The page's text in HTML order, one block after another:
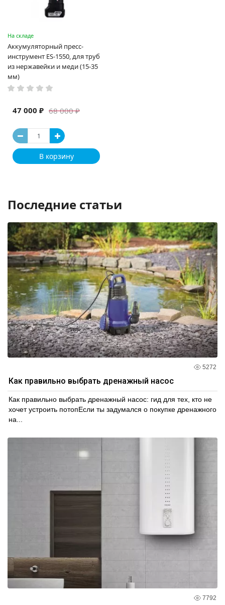
На складе
Аккумуляторный пресс-
инструмент ES-1550, для труб
из нержавейки и меди (15-35
мм)
68 000 ₽
47 000 ₽
В корзину
Последние статьи
5272
Как правильно выбрать дренажный насос
Как правильно выбрать дренажный насос: гид для тех, кто не
хочет устроить потопЕсли ты задумался о покупке дренажного
на...
7792